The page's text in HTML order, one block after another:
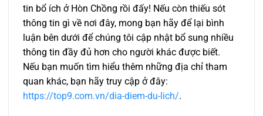
tin bổ ích ở Hòn Chồng rồi đấy! Nếu còn thiếu sót
thông tin gì về nơi đây, mong bạn hãy để lại bình
luận bên dưới để chúng tôi cập nhật bổ sung nhiều
thông tin đầy đủ hơn cho người khác được biết.
Nếu bạn muốn tìm hiểu thêm những địa chỉ tham
quan khác, bạn hãy truy cập ở đây:
https://top9.com.vn/dia-diem-du-lich/.